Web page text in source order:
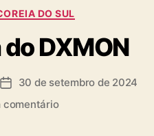
A
C
e
o
DO SUL
DXMON
D 30 de setembro de 2024
comentárioe